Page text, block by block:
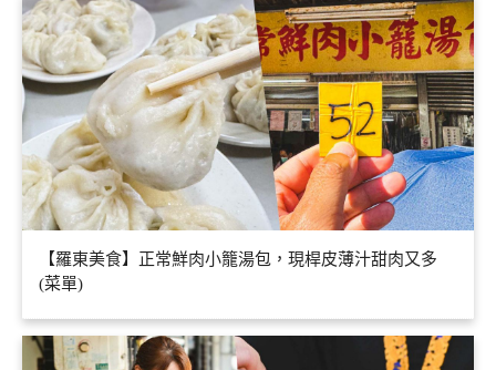
【羅東美食】正常鮮肉小籠湯包，現桿皮薄汁甜肉又多
(菜單)